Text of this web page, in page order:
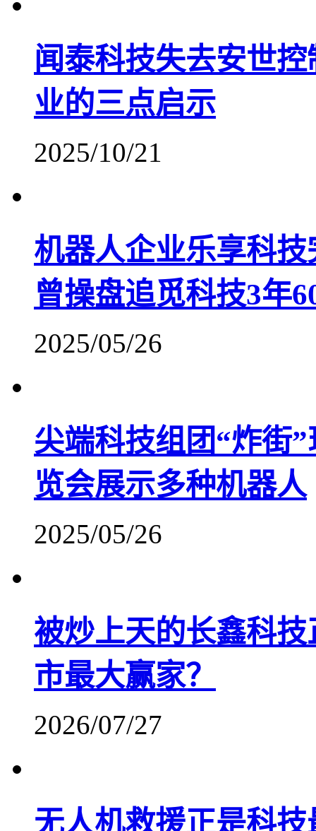
闻泰科技失去安世
业的三点启示
2025/10/21
机器人企业乐享科
曾操盘追觅科技3年
2025/05/26
尖端科技组团“炸街
览会展示多种机器人
2025/05/26
被炒上天的长鑫科
市最大赢家？
2026/07/27
无人机救援正是科